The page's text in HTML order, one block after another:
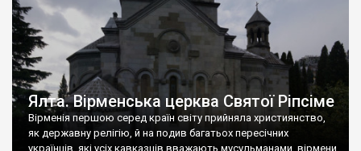
Ялта. Вірменська церква Святої Ріпсіме
Вірменія першою серед країн світу прийняла християнство,
як державну релігію, й на подив багатьох пересічних
українців, які усіх кавказців вважають мусульманами, вірмени